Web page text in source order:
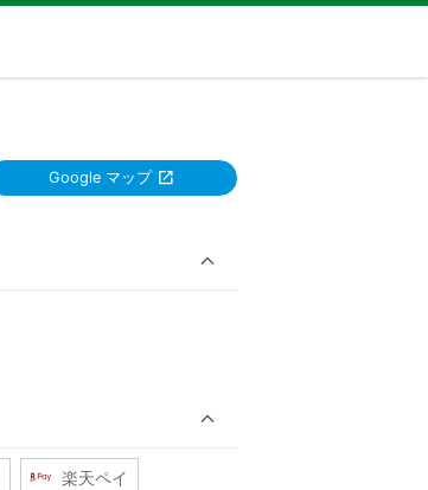
Google マップ
楽天ペイ